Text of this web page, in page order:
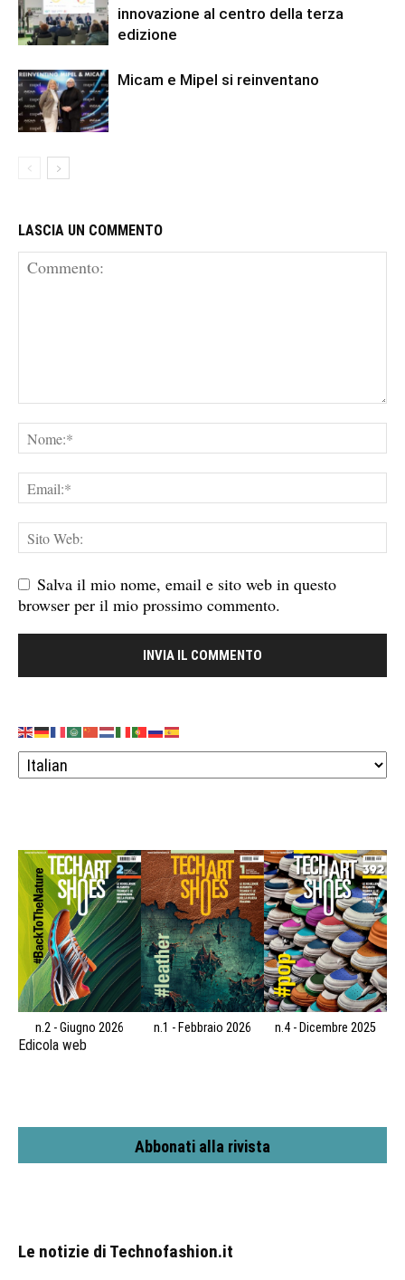
innovazione al centro della terza
edizione
Micam e Mipel si reinventano
LASCIA UN COMMENTO
Salva il mio nome, email e sito web in questo
browser per il mio prossimo commento.
n.2 - Giugno 2026 n.1 - Febbraio 2026 n.4 - Dicembre 2025
Edicola web
Abbonati alla rivista
Le notizie di Technofashion.it